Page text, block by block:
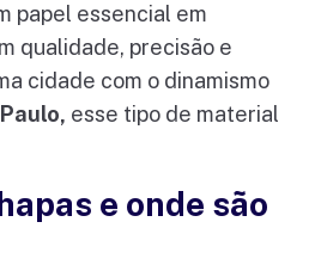
papel essencial em
qualidade, precisão e
cidade com o dinamismo
esse tipo de material
e onde são